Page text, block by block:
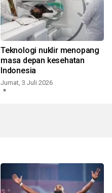
Teknologi nuklir menopang
masa depan kesehatan
Indonesia
Jumat, 3 Juli 2026